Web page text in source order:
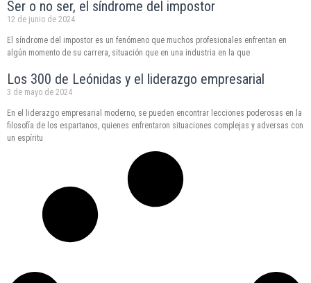
Ser o no ser, el síndrome del impostor
12 de junio de 2024
El síndrome del impostor es un fenómeno que muchos profesionales enfrentan en
algún momento de su carrera, situación que en una industria en la que
Los 300 de Leónidas y el liderazgo empresarial
3 de mayo de 2024
En el liderazgo empresarial moderno, se pueden encontrar lecciones poderosas en la
filosofía de los espartanos, quienes enfrentaron situaciones complejas y adversas con
un espíritu